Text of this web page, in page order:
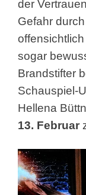
der
Gefahr
sogar
Brandstifter
Schauspiel-
Hellena
13. Februar